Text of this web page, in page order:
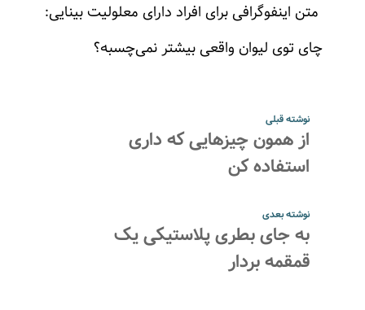
متن اینفوگرافی برای افراد دارای معلولیت بینایی:
چای توی لیوان واقعی بیشتر نمی‌چسبه؟
نوشته قبلی
از همون چیزهایی که داری
استفاده کن
نوشته بعدی
به جای بطری پلاستیکی یک
قمقمه بردار